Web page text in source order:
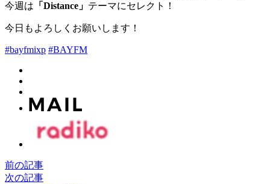
今週は 「Distance」 テーマにセレクト！
今日もよろしくお願いします！
#bayfmixp #BAYFM
前の記事
次の記事